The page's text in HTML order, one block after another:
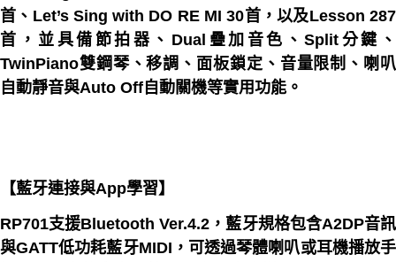
首、Let’s Sing with DO RE MI 30首，以及Lesson 287
首，並具備節拍器、Dual疊加音色、Split分鍵、
TwinPiano雙鋼琴、移調、面板鎖定、音量限制、喇叭
自動靜音與Auto Off自動關機等實用功能。
【藍牙連接與App學習】
RP701支援Bluetooth Ver.4.2，藍牙規格包含A2DP音訊
與GATT低功耗藍牙MIDI，可透過琴體喇叭或耳機播放手